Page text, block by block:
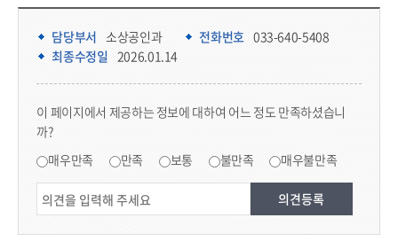
담당부서 정보 & 컨텐츠 만족도 조사 & 공공저작물 자유이용 허락 표시
담당부서 소상공인과 전화번호 033-640-5408
최종수정일 2026.01.14
이 페이지에서 제공하는 정보에 대하여 어느 정도 만족하셨습니
까?
매우만족 만족 보통 불만족 매우불만족